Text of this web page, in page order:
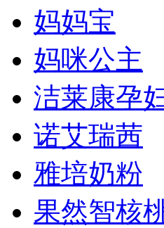
妈妈宝
妈咪公主
洁莱康孕
诺艾瑞茜
雅培奶粉
果然智核